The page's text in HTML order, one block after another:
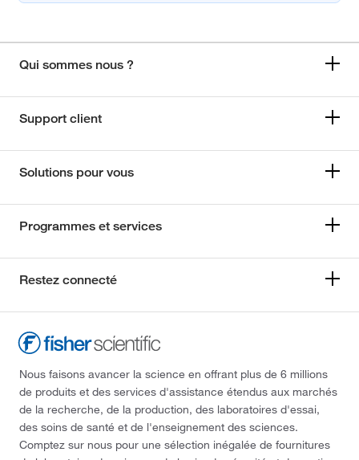
Qui sommes nous ?
Support client
Solutions pour vous
Programmes et services
Restez connecté
Nous faisons avancer la science en offrant plus de 6 millions
de produits et des services d'assistance étendus aux marchés
de la recherche, de la production, des laboratoires d'essai,
des soins de santé et de l'enseignement des sciences.
Comptez sur nous pour une sélection inégalée de fournitures